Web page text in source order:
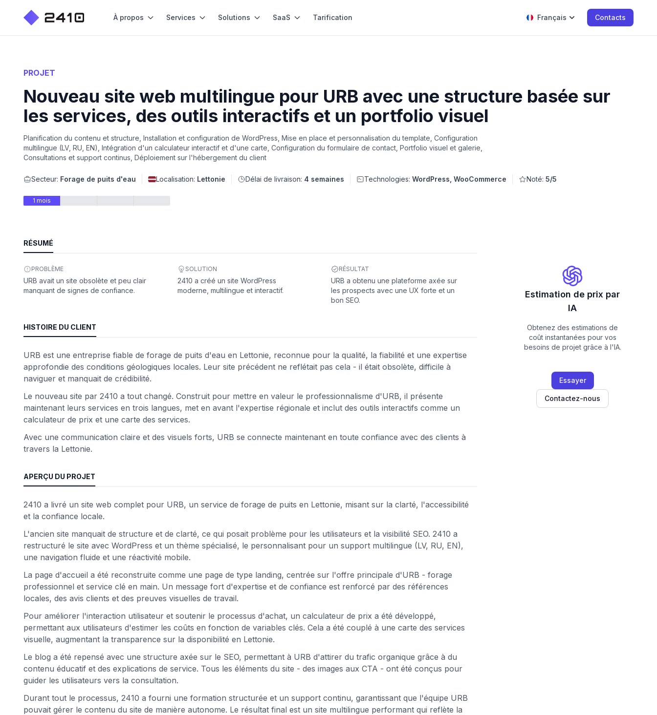
À propos Services Solutions SaaS Tarification Français Contacts
PROJET
Nouveau site web multilingue pour URB avec une structure basée sur
les services, des outils interactifs et un portfolio visuel
Planification du contenu et structure, Installation et configuration de WordPress, Mise en place et personnalisation du template, Configuration
multilingue (LV, RU, EN), Intégration d'un calculateur interactif et d'une carte, Configuration du formulaire de contact, Portfolio visuel et galerie,
Consultations et support continus, Déploiement sur l'hébergement du client
Secteur: Forage de puits d'eau Localisation: Lettonie Délai de livraison: 4 semaines Technologies: WordPress, WooCommerce Noté: 5/5
1 mois
RÉSUMÉ
PROBLÈME
URB avait un site obsolète et peu clair
manquant de signes de confiance.
SOLUTION
2410 a créé un site WordPress
moderne, multilingue et interactif.
RÉSULTAT
URB a obtenu une plateforme axée sur
les prospects avec une UX forte et un
bon SEO.
HISTOIRE DU CLIENT
URB est une entreprise fiable de forage de puits d'eau en Lettonie, reconnue pour la qualité, la fiabilité et une expertise
approfondie des conditions géologiques locales. Leur site précédent ne reflétait pas cela - il était obsolète, difficile à
naviguer et manquait de crédibilité.
Le nouveau site par 2410 a tout changé. Construit pour mettre en valeur le professionnalisme d'URB, il présente
maintenant leurs services en trois langues, met en avant l'expertise régionale et inclut des outils interactifs comme un
calculateur de prix et une carte des services.
Avec une communication claire et des visuels forts, URB se connecte maintenant en toute confiance avec des clients à
travers la Lettonie.
APERÇU DU PROJET
2410 a livré un site web complet pour URB, un service de forage de puits en Lettonie, misant sur la clarté, l'accessibilité
et la confiance locale.
L'ancien site manquait de structure et de clarté, ce qui posait problème pour les utilisateurs et la visibilité SEO. 2410 a
restructuré le site avec WordPress et un thème spécialisé, le personnalisant pour un support multilingue (LV, RU, EN),
une navigation fluide et une réactivité mobile.
La page d'accueil a été reconstruite comme une page de type landing, centrée sur l'offre principale d'URB - forage
professionnel et service clé en main. Un message fort d'expertise et de confiance est renforcé par des références
locales, des avis clients et des preuves visuelles de travail.
Pour améliorer l'interaction utilisateur et soutenir le processus d'achat, un calculateur de prix a été développé,
permettant aux utilisateurs d'estimer les coûts en fonction de variables clés. Cela a été couplé à une carte des services
visuelle, augmentant la transparence sur la disponibilité en Lettonie.
Le blog a été repensé avec une structure axée sur le SEO, permettant à URB d'attirer du trafic organique grâce à du
contenu éducatif et des explications de service. Tous les éléments du site - des images aux CTA - ont été conçus pour
guider les utilisateurs vers la consultation.
Durant tout le processus, 2410 a fourni une formation structurée et un support continu, garantissant que l'équipe URB
pouvait gérer le contenu du site de manière autonome. Le résultat final est un site multilingue performant qui reflète la
Estimation de prix par
IA
Obtenez des estimations de
coût instantanées pour vos
besoins de projet grâce à l'IA.
Essayer
Contactez-nous